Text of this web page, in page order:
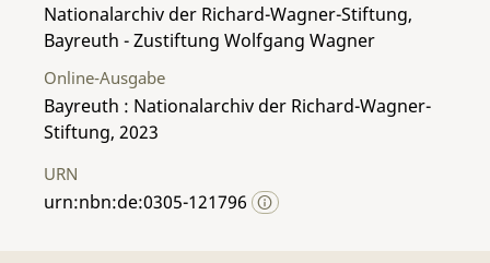
Nationalarchiv der Richard-Wagner-Stiftung,
Bayreuth - Zustiftung Wolfgang Wagner
Online-Ausgabe
Bayreuth : Nationalarchiv der Richard-Wagner-
Stiftung, 2023
URN
urn:nbn:de:0305-121796